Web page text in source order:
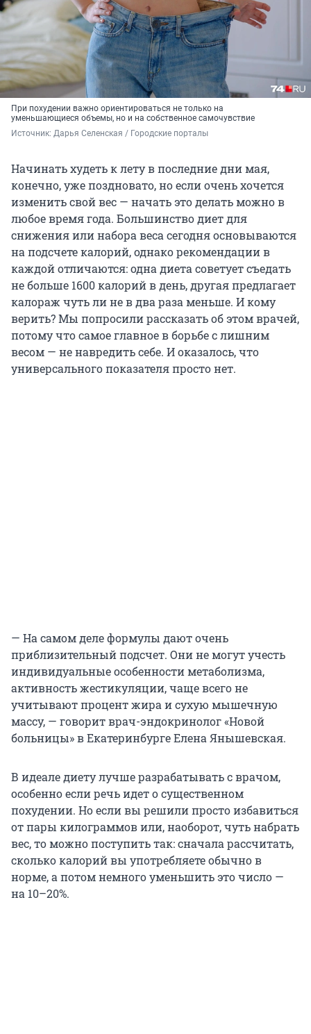
При похудении важно ориентироваться не только на
уменьшающиеся объемы, но и на собственное самочувствие
Источник: Дарья Селенская / Городские порталы
Начинать худеть к лету в последние дни мая,
конечно, уже поздновато, но если очень хочется
изменить свой вес — начать это делать можно в
любое время года. Большинство диет для
снижения или набора веса сегодня основываются
на подсчете калорий, однако рекомендации в
каждой отличаются: одна диета советует съедать
не больше 1600 калорий в день, другая предлагает
калораж чуть ли не в два раза меньше. И кому
верить? Мы попросили рассказать об этом врачей,
потому что самое главное в борьбе с лишним
весом — не навредить себе. И оказалось, что
универсального показателя просто нет.
— На самом деле формулы дают очень
приблизительный подсчет. Они не могут учесть
индивидуальные особенности метаболизма,
активность жестикуляции, чаще всего не
учитывают процент жира и сухую мышечную
массу, — говорит врач-эндокринолог «Новой
больницы» в Екатеринбурге Елена Янышевская.
В идеале диету лучше разрабатывать с врачом,
особенно если речь идет о существенном
похудении. Но если вы решили просто избавиться
от пары килограммов или, наоборот, чуть набрать
вес, то можно поступить так: сначала рассчитать,
сколько калорий вы употребляете обычно в
норме, а потом немного уменьшить это число —
на 10–20%.